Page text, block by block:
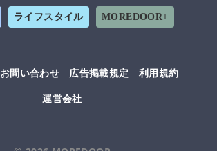
ライフスタイル MOREDOOR+
お問い合わせ 広告掲載規定
利用規約
運営会社